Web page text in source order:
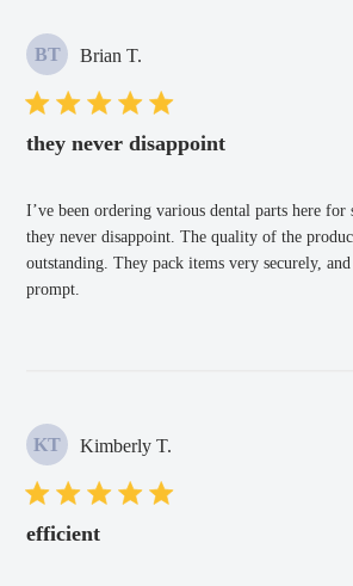
BT Brian T.
they never disappoint
I’ve been ordering various dental parts here for
they never disappoint. The quality of the
outstanding. They pack items very securely,
prompt.
KT Kimberly T.
efficient